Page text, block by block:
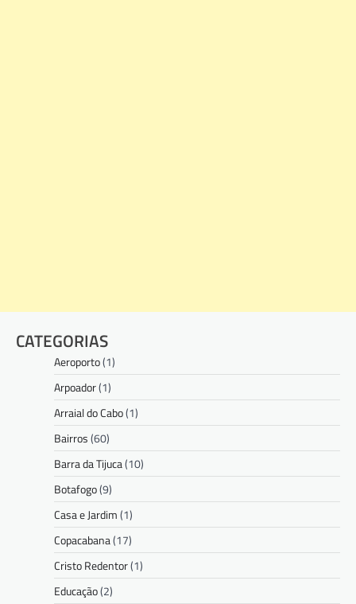
CATEGORIAS
Aeroporto(1)
Arpoador(1)
Arraial do Cabo(1)
Bairros(60)
Barra da Tijuca(10)
Botafogo(9)
Casa e Jardim(1)
Copacabana(17)
Cristo Redentor(1)
Educação(2)